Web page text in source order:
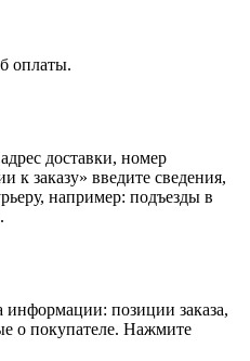
оплаты.
доставки, номер
к заказу» введите сведения,
например: подъезды в
информации: позиции заказа,
о покупателе. Нажмите